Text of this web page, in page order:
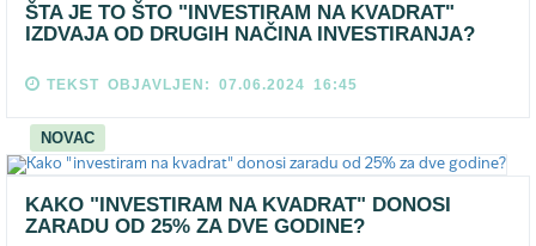
ŠTA JE TO ŠTO "INVESTIRAM NA KVADRAT"
IZDVAJA OD DRUGIH NAČINA INVESTIRANJA?
TEKST OBJAVLJEN: 07.06.2024 16:45
NOVAC
KAKO "INVESTIRAM NA KVADRAT" DONOSI
ZARADU OD 25% ZA DVE GODINE?